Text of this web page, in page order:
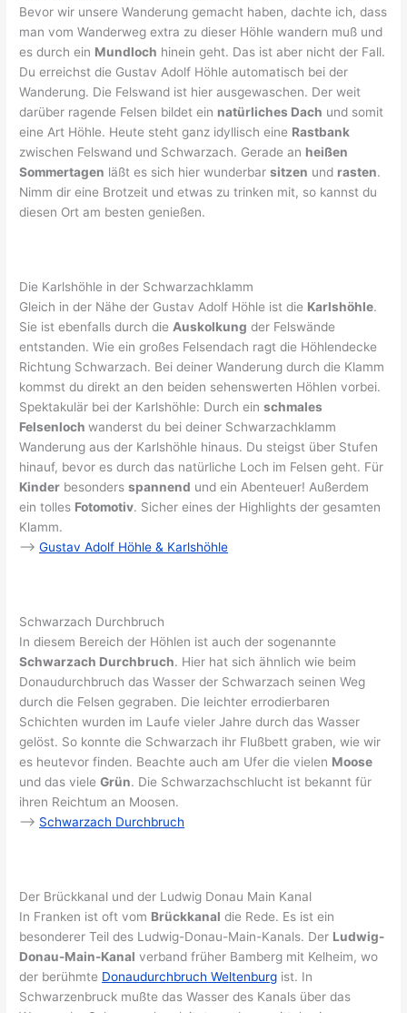
Bevor wir unsere Wanderung gemacht haben, dachte ich, dass
man vom Wanderweg extra zu dieser Höhle wandern muß und
es durch ein Mundloch hinein geht. Das ist aber nicht der Fall.
Du erreichst die Gustav Adolf Höhle automatisch bei der
Wanderung. Die Felswand ist hier ausgewaschen. Der weit
darüber ragende Felsen bildet ein natürliches Dach und somit
eine Art Höhle. Heute steht ganz idyllisch eine Rastbank
zwischen Felswand und Schwarzach. Gerade an heißen
Sommertagen läßt es sich hier wunderbarsitzen und rasten.
Nimm dir eine Brotzeit und etwas zu trinken mit, so kannst du
diesen Ort am besten genießen.
Die Karlshöhle in der Schwarzachklamm
Gleich in der Nähe der Gustav Adolf Höhle ist die Karlshöhle.
Sie ist ebenfalls durch die Auskolkung der Felswände
entstanden. Wie ein großes Felsendach ragt die Höhlendecke
Richtung Schwarzach. Bei deiner Wanderung durch die Klamm
kommst du direkt an den beiden sehenswerten Höhlen vorbei.
Spektakulär bei der Karlshöhle: Durch einschmales
Felsenlochwanderst du bei deiner Schwarzachklamm
Wanderung aus der Karlshöhle hinaus. Du steigst über Stufen
hinauf, bevor es durch das natürliche Loch im Felsen geht. Für
Kinder besondersspannend und ein Abenteuer! Außerdem
ein tolles Fotomotiv. Sicher eines der Highlights der gesamten
Klamm.
–>Gustav Adolf Höhle & Karlshöhle
Schwarzach Durchbruch
In diesem Bereich der Höhlen ist auch der sogenannte
Schwarzach Durchbruch. Hier hat sich ähnlich wie beim
Donaudurchbruch das Wasser der Schwarzach seinen Weg
durch die Felsen gegraben. Die leichter errodierbaren
Schichten wurden im Laufe vieler Jahre durch das Wasser
gelöst. So konnte die Schwarzach ihr Flußbett graben, wie wir
es heutevor finden. Beachte auch am Ufer die vielen Moose
und das vieleGrün. Die Schwarzachschlucht ist bekannt für
ihren Reichtum an Moosen.
–> Schwarzach Durchbruch
Der Brückkanal und der Ludwig Donau Main Kanal
In Franken ist oft vom Brückkanal die Rede. Es ist ein
besonderer Teil des Ludwig-Donau-Main-Kanals. Der Ludwig-
Donau-Main-Kanal verband früher Bamberg mit Kelheim, wo
der berühmte Donaudurchbruch Weltenburg ist. In
Schwarzenbruck mußte das Wasser des Kanals über das